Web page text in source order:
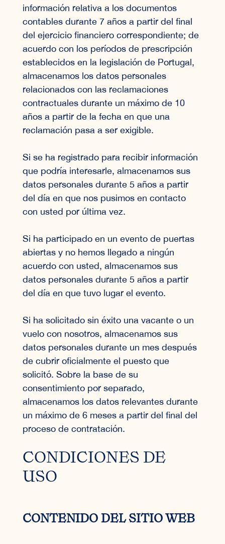
información relativa a los documentos
contables durante 7 años a partir del final
del ejercicio financiero correspondiente; de
acuerdo con los períodos de prescripción
establecidos en la legislación de Portugal,
almacenamos los datos personales
relacionados con las reclamaciones
contractuales durante un máximo de 10
años a partir de la fecha en que una
reclamación pasa a ser exigible.
Si se ha registrado para recibir información
que podría interesarle, almacenamos sus
datos personales durante 5 años a partir
del día en que nos pusimos en contacto
con usted por última vez.
Si ha participado en un evento de puertas
abiertas y no hemos llegado a ningún
acuerdo con usted, almacenamos sus
datos personales durante 5 años a partir
del día en que tuvo lugar el evento.
Si ha solicitado sin éxito una vacante o un
vuelo con nosotros, almacenamos sus
datos personales durante un mes después
de cubrir oficialmente el puesto que
solicitó. Sobre la base de su
consentimiento por separado,
almacenamos los datos relevantes durante
un máximo de 6 meses a partir del final del
proceso de contratación.
CONDICIONES DE
USO
CONTENIDO DEL SITIO WEB